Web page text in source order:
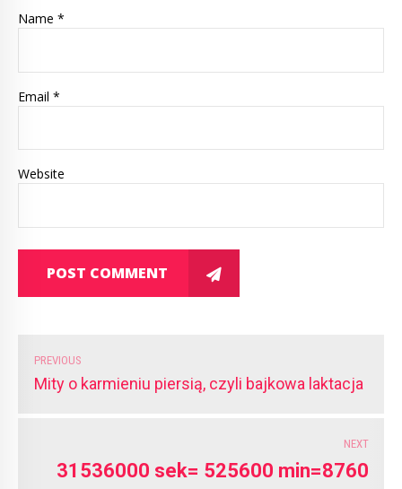
Name *
Email *
Website
POST COMMENT
PREVIOUS
Mity o karmieniu piersią, czyli bajkowa laktacja
NEXT
31536000 sek= 525600 min=8760